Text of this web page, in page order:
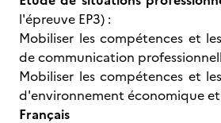
l'épreuve EP3) :
Mobiliser les compétences et
de communication
Mobiliser les compétences et
d'environnement économique
Français